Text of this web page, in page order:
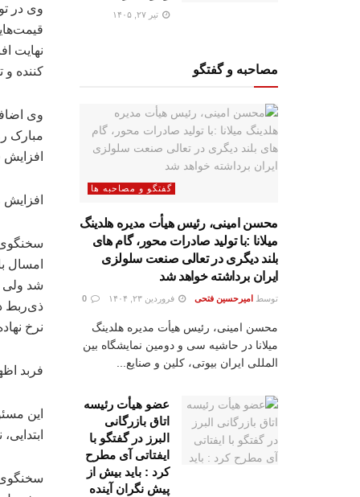
وی در
کننده
وی
مبارک
سخنگوی
شد ولی
ذی‌ربط
نرخ
فربد
سخنگوی
تیر ۲۷, ۱۴۰۵
مصاحبه و گفتگو
گفتگو و مصاحبه ها
محسن امینی، رئیس هیأت مدیره هلدینگ
میلانا :با تولید صادرات محور، گام های
بلند دیگری در تعالی صنعت سلولزی
ایران برداشته خواهد شد
توسط امیرحسین فتحی فروردین ۲۳, ۱۴۰۴
محسن امینی، رئیس هیأت مدیره هلدینگ
میلانا در حاشیه سی و دومین نمایشگاه بین
المللی ایران بیوتی، کلین و صنایع...
عضو هیأت رئیسه
اتاق بازرگانی
البرز در گفتگو با
ایفتاتی آی مطرح
کرد : باید بیش از
پیش نگران آینده